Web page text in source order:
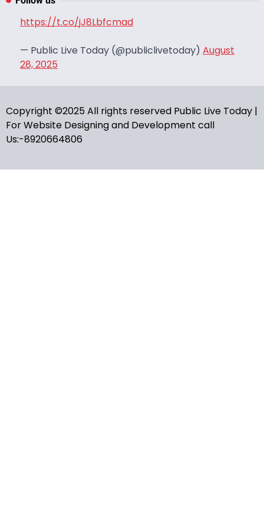
https://t.co/jJ8Lbfcmad
— Public Live Today (@publiclivetoday) August
28, 2025
Copyright ©2025 All rights reserved Public Live Today |
For Website Designing and Development call
Us:-8920664806